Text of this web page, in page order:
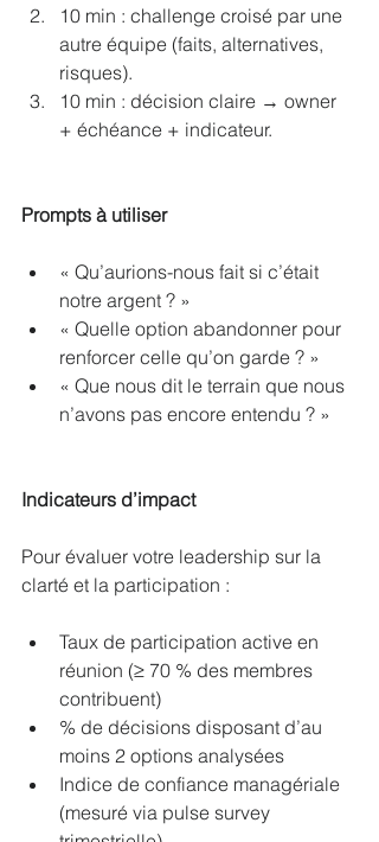
10 min : challenge croisé par une
autre équipe (faits, alternatives,
risques).
10 min : décision claire → owner
+ échéance + indicateur.
Prompts à utiliser
« Qu’aurions-nous fait si c’était
notre argent ? »
« Quelle option abandonner pour
renforcer celle qu’on garde ? »
« Que nous dit le terrain que nous
n’avons pas encore entendu ? »
Indicateurs d’impact
Pour évaluer votre leadership sur la
clarté et la participation :
Taux de participation active en
réunion (≥ 70 % des membres
contribuent)
% de décisions disposant d’au
moins 2 options analysées
Indice de confiance managériale
(mesuré via pulse survey